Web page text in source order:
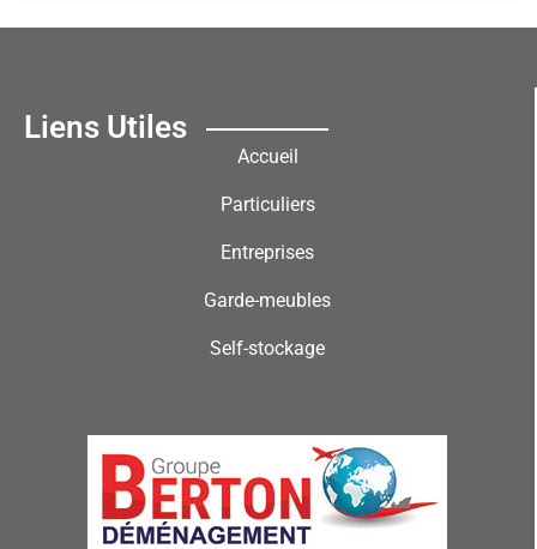
Liens Utiles
Accueil
Particuliers
Entreprises
Garde-meubles
Self-stockage